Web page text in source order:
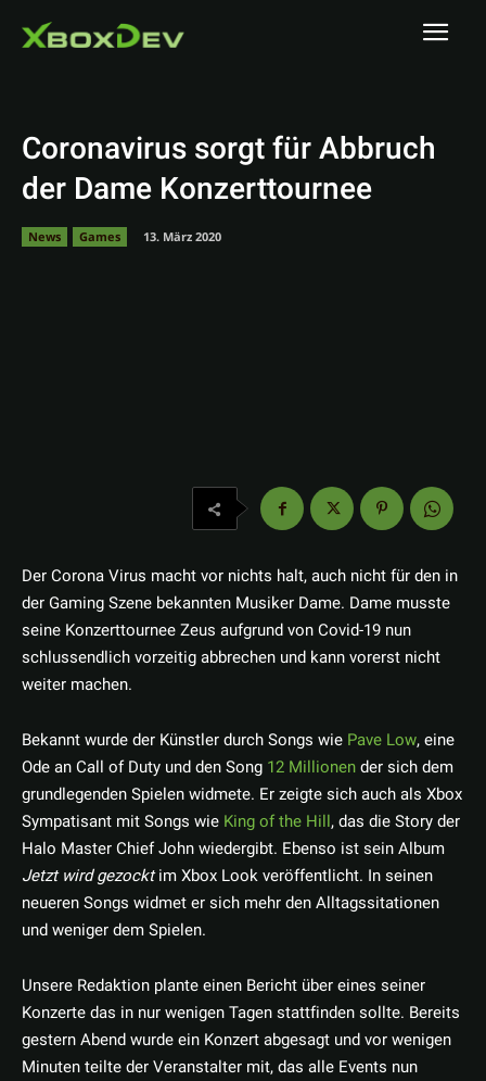
Coronavirus sorgt für Abbruch
der Dame Konzerttournee
News Games 13. März 2020
Der Corona Virus macht vor nichts halt, auch nicht für den in
der Gaming Szene bekannten Musiker Dame. Dame musste
seine Konzerttournee Zeus aufgrund von Covid-19 nun
schlussendlich vorzeitig abbrechen und kann vorerst nicht
weiter machen.
Bekannt wurde der Künstler durch Songs wie Pave Low, eine
Ode an Call of Duty und den Song 12 Millionender sich dem
grundlegenden Spielen widmete. Er zeigte sich auch als Xbox
Sympatisant mit Songs wie King of the Hill, das die Story der
Halo Master Chief John wiedergibt. Ebenso ist sein Album
Jetzt wird gezocktim Xbox Look veröffentlicht. In seinen
neueren Songs widmet er sich mehr den Alltagssitationen
und weniger dem Spielen.
Unsere Redaktion plante einen Bericht über eines seiner
Konzerte das in nur wenigen Tagen stattfinden sollte. Bereits
gestern Abend wurde ein Konzert abgesagt und vor wenigen
Minuten teilte der Veranstalter mit, das alle Events nun